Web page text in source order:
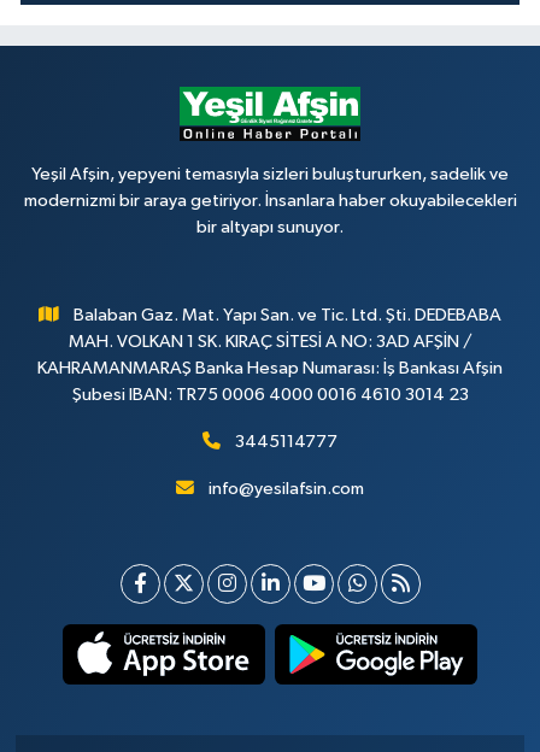
Yeşil Afşin, yepyeni temasıyla sizleri buluştururken, sadelik ve
modernizmi bir araya getiriyor. İnsanlara haber okuyabilecekleri
bir altyapı sunuyor.
Balaban Gaz. Mat. Yapı San. ve Tic. Ltd. Şti. DEDEBABA
MAH. VOLKAN 1 SK. KIRAÇ SİTESİ A NO: 3AD AFŞİN /
KAHRAMANMARAŞ Banka Hesap Numarası: İş Bankası Afşin
Şubesi IBAN: TR75 0006 4000 0016 4610 3014 23
3445114777
info@yesilafsin.com